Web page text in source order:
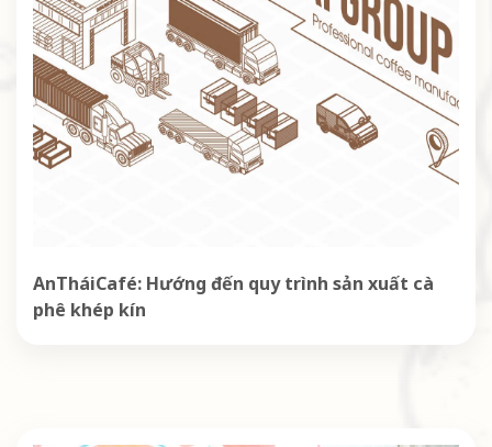
AnTháiCafé: Hướng đến quy trình sản xuất cà
phê khép kín